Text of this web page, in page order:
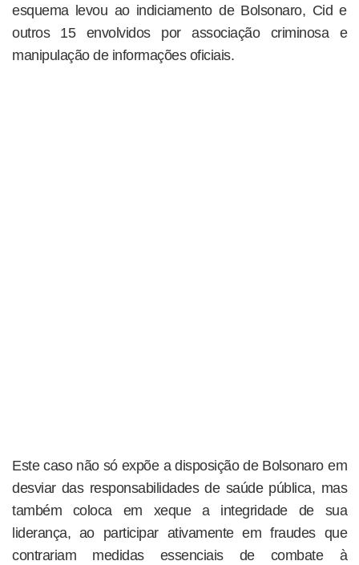
esquema levou ao indiciamento de Bolsonaro, Cid e
outros 15 envolvidos por associação criminosa e
manipulação de informações oficiais.
Este caso não só expõe a disposição de Bolsonaro em
desviar das responsabilidades de saúde pública, mas
também coloca em xeque a integridade de sua
liderança, ao participar ativamente em fraudes que
contrariam medidas essenciais de combate à